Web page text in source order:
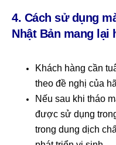
4. Cách sử dụng
Nhật Bản mang lại
Khách hàng cần
theo đề nghị của
Nếu sau khi tháo
được sử dụng
trong dung dịch